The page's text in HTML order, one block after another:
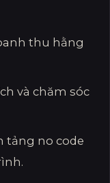
thu hằng
và chăm sóc
tảng no code